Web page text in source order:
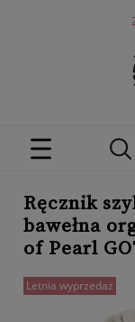
Ręcznik
bawełna
of Pearl
Letnia wyprzedaż